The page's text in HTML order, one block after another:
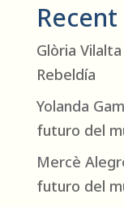
Glòria Vilalta
Rebeldía
Yolanda
futuro del
Mercè
futuro del